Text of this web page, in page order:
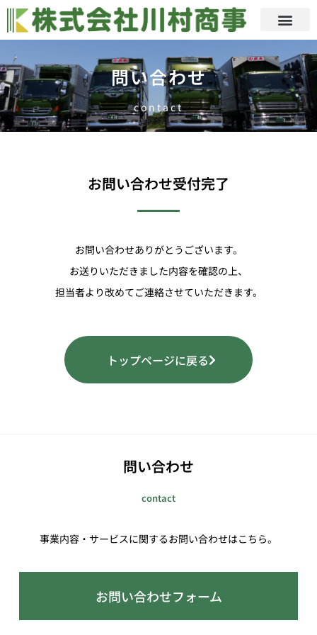
問い合わせ
contact
お問い合わせ受付完了
お問い合わせありがとうございます。
お送りいただきました内容を確認の上、
担当者より改めてご連絡させていただきます。
トップページに戻る
問い合わせ
contact
事業内容・サービスに関するお問い合わせはこちら。
お問い合わせフォーム